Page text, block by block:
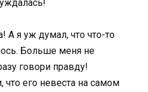
я уж думал, что что-то
Больше меня не
говори правду!
что его невеста на самом